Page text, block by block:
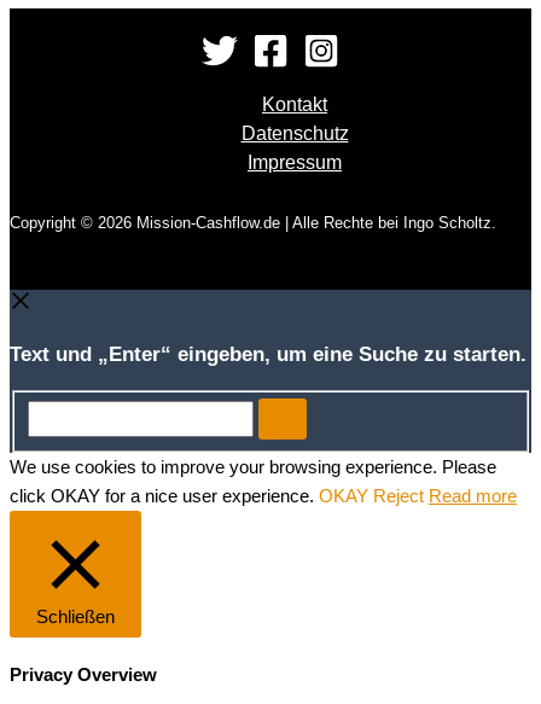
Kontakt
Datenschutz
Impressum
Copyright © 2026 Mission-Cashflow.de | Alle Rechte bei Ingo Scholtz.
Text und „Enter“ eingeben, um eine Suche zu starten.
We use cookies to improve your browsing experience. Please
click OKAY for a nice user experience. OKAY Reject Read more
Schließen
Privacy Overview